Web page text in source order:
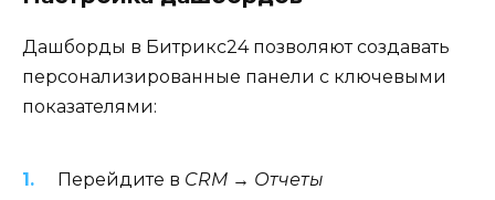
Дашборды в Битрикс24 позволяют создавать
персонализированные панели с ключевыми
показателями:
Перейдите в CRM → Отчеты